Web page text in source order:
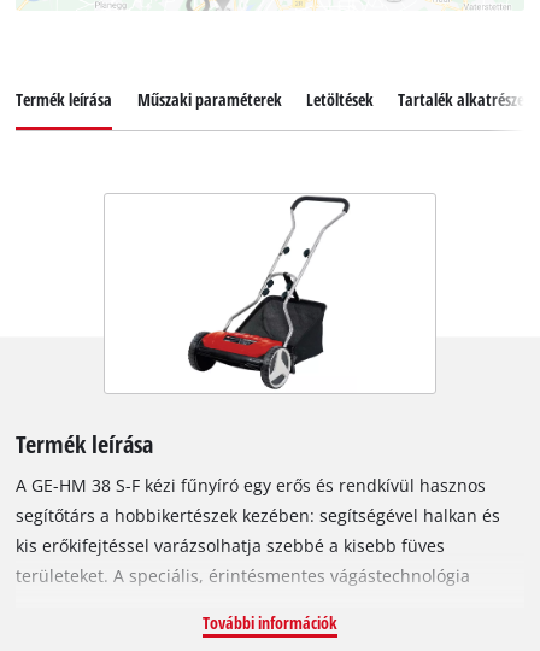
Termék leírása Műszaki paraméterek Letöltések Tartalék alkatrészek
Termék leírása
A GE-HM 38 S-F kézi fűnyíró egy erős és rendkívül hasznos
segítőtárs a hobbikertészek kezében: segítségével halkan és
kis erőkifejtéssel varázsolhatja szebbé a kisebb füves
területeket. A speciális, érintésmentes vágástechnológia
minimális a súrlódási veszteség, ami csökkenti a munka
További információk